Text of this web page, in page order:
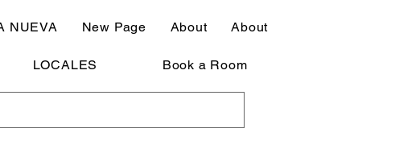
NUEVA New Page About About
LOCALES Book a Room